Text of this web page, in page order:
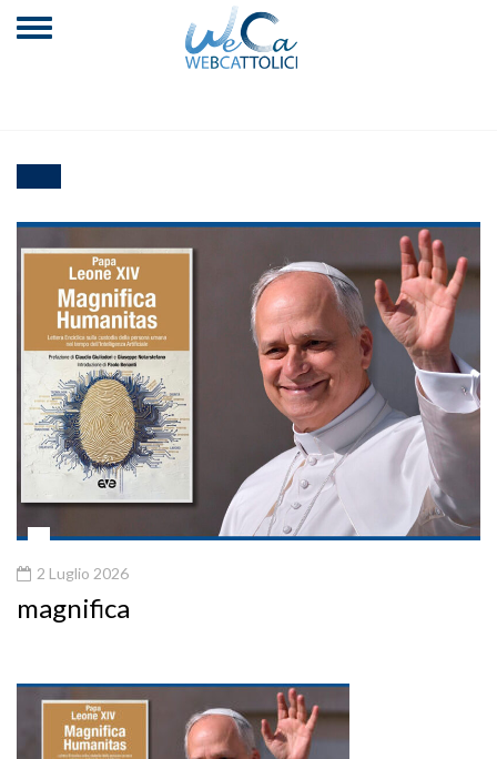
2 Luglio 2026
magnifica